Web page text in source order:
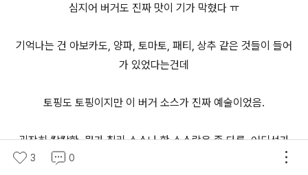
심지어 버거도 진짜 맛이 기가 막혔다 ㅠ
기억나는 건 아보카도, 양파, 토마토, 패티, 상추 같은 것들이 들어
가 있었다는건데
토핑도 토핑이지만 이 버거 소스가 진짜 예술이었음.
굉장히 칼칼한, 뭔가 칠리 소스나 핫 소스랑은 좀 다른, 어디선가
먹어본 것 같으면서도 처음 맛보는 것 같은 그 소스가!!!
3 0